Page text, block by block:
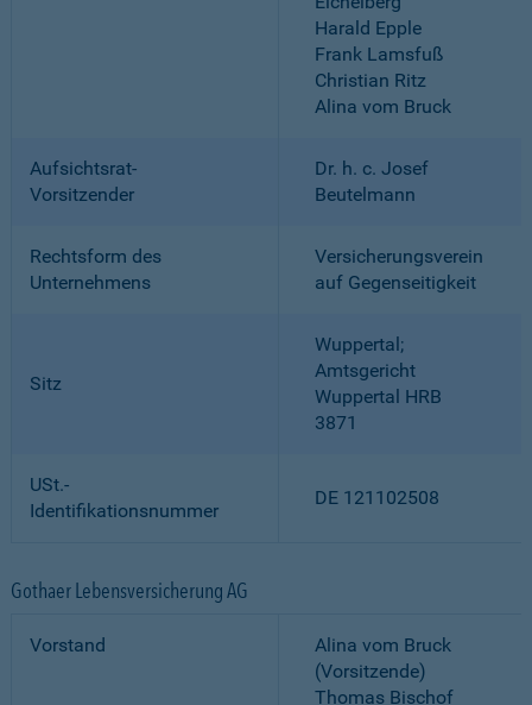
Harald Epple
Frank Lamsfuß
Christian Ritz
Alina vom Bruck
Aufsichtsrat-
Vorsitzender
Dr. h. c. Josef
Beutelmann
Rechtsform des
Unternehmens
Versicherungsverein
auf Gegenseitigkeit
Sitz
Wuppertal;
Amtsgericht
Wuppertal HRB
3871
USt.-
Identifikationsnummer
DE 121102508
Gothaer Lebensversicherung AG
Vorstand
Alina vom Bruck
(Vorsitzende)
Thomas Bischof